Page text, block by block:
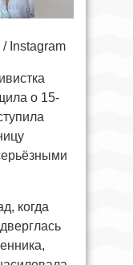
Instagram
о 15-
когда